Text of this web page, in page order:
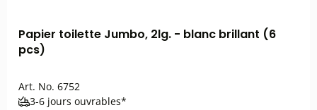
Papier toilette Jumbo, 2lg. - blanc brillant (6
pcs)
Art. No. 6752
3-6 jours ouvrables*